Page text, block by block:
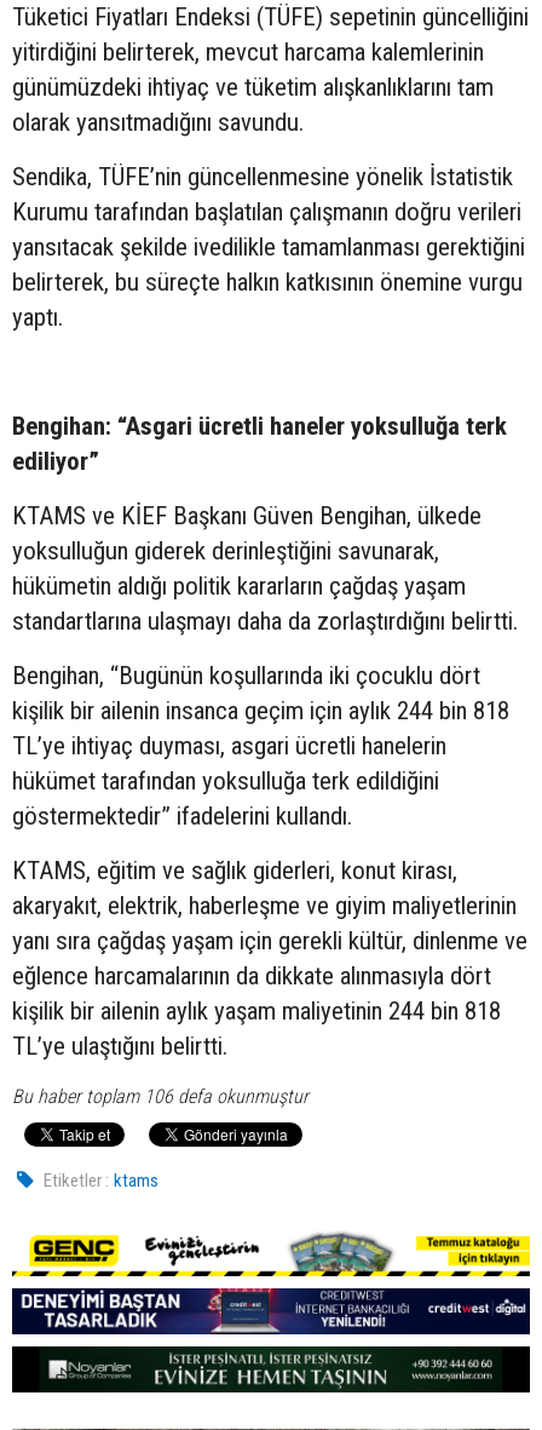
Tüketici Fiyatları Endeksi (TÜFE) sepetinin güncelliğini
yitirdiğini belirterek, mevcut harcama kalemlerinin
günümüzdeki ihtiyaç ve tüketim alışkanlıklarını tam
olarak yansıtmadığını savundu.
Sendika, TÜFE’nin güncellenmesine yönelik İstatistik
Kurumu tarafından başlatılan çalışmanın doğru verileri
yansıtacak şekilde ivedilikle tamamlanması gerektiğini
belirterek, bu süreçte halkın katkısının önemine vurgu
yaptı.
Bengihan: “Asgari ücretli haneler yoksulluğa terk
ediliyor”
KTAMS ve KİEF Başkanı Güven Bengihan, ülkede
yoksulluğun giderek derinleştiğini savunarak,
hükümetin aldığı politik kararların çağdaş yaşam
standartlarına ulaşmayı daha da zorlaştırdığını belirtti.
Bengihan, “Bugünün koşullarında iki çocuklu dört
kişilik bir ailenin insanca geçim için aylık 244 bin 818
TL’ye ihtiyaç duyması, asgari ücretli hanelerin
hükümet tarafından yoksulluğa terk edildiğini
göstermektedir” ifadelerini kullandı.
KTAMS, eğitim ve sağlık giderleri, konut kirası,
akaryakıt, elektrik, haberleşme ve giyim maliyetlerinin
yanı sıra çağdaş yaşam için gerekli kültür, dinlenme ve
eğlence harcamalarının da dikkate alınmasıyla dört
kişilik bir ailenin aylık yaşam maliyetinin 244 bin 818
TL’ye ulaştığını belirtti.
Bu haber toplam 106 defa okunmuştur
Etiketler : ktams